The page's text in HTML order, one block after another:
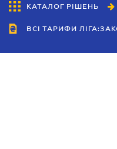
КАТАЛОГ РІШЕНЬ
ВСІ ТАРИФИ